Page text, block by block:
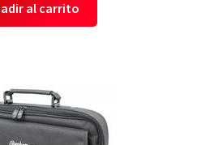
al carrito